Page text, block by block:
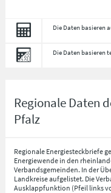
Die Daten basieren
Die Daten basieren
Regionale Daten
Pfalz
Regionale Energiesteckbriefe
Energiewende in den
Verbandsgemeinden. In der
Landkreise aufgelistet. Die
Ausklappfunktion (Pfeil links